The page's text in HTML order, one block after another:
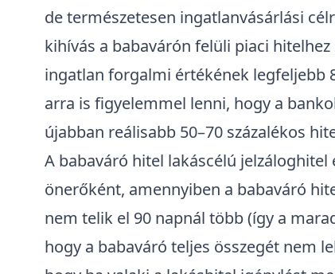
de természetesen ingatlanvásárlási
kihívás a babavárón felüli piaci
ingatlan forgalmi értékének legfeljebb
arra is figyelemmel lenni, hogy a
újabban reálisabb 50–70 százalékos
A babaváró hitel lakáscélú jelzáloghitel
önerőként, amennyiben a babaváró
nem telik el 90 napnál több (így a
hogy a babaváró teljes összegét nem